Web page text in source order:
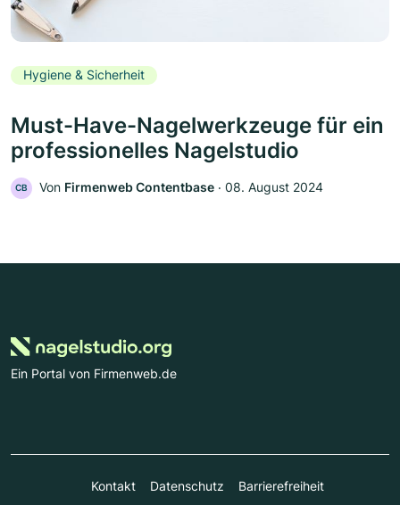
Hygiene & Sicherheit
Must-Have-Nagelwerkzeuge für ein
professionelles Nagelstudio
CB Von Firmenweb Contentbase ‧ 08. August 2024
Ein Portal von Firmenweb.de
Kontakt Datenschutz
Barrierefreiheit